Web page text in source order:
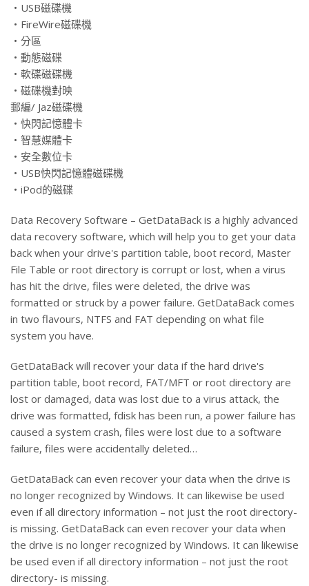
‧USB磁碟機
‧FireWire磁碟機
‧分區
‧動態磁碟
‧軟碟磁碟機
‧磁碟機對映
郵編/ Jaz磁碟機
‧快閃記憶體卡
‧智慧媒體卡
‧安全數位卡
‧USB快閃記憶體磁碟機
‧iPod的磁碟
Data Recovery Software – GetDataBack is a highly advanced
data recovery software, which will help you to get your data
back when your drive's partition table, boot record, Master
File Table or root directory is corrupt or lost, when a virus
has hit the drive, files were deleted, the drive was
formatted or struck by a power failure. GetDataBack comes
in two flavours, NTFS and FAT depending on what file
system you have.
GetDataBack will recover your data if the hard drive's
partition table, boot record, FAT/MFT or root directory are
lost or damaged, data was lost due to a virus attack, the
drive was formatted, fdisk has been run, a power failure has
caused a system crash, files were lost due to a software
failure, files were accidentally deleted…
GetDataBack can even recover your data when the drive is
no longer recognized by Windows. It can likewise be used
even if all directory information – not just the root directory-
is missing. GetDataBack can even recover your data when
the drive is no longer recognized by Windows. It can likewise
be used even if all directory information – not just the root
directory- is missing.